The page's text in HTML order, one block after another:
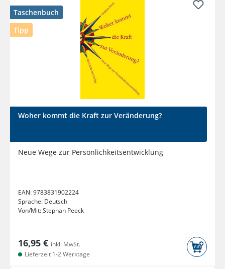
Taschenbuch
Tipp
Woher kommt die Kraft zur Veränderung?
Neue Wege zur Persönlichkeitsentwicklung
EAN:9783831902224
Sprache: Deutsch
Von/Mit:Stephan Peeck
16,95 € inkl. MwSt.
Lieferzeit 1-2 Werktage